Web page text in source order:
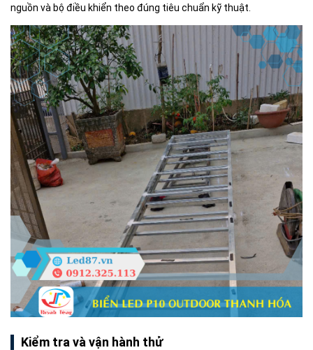
nguồn và bộ điều khiển theo đúng tiêu chuẩn kỹ thuật.
Kiểm tra và vận hành thử